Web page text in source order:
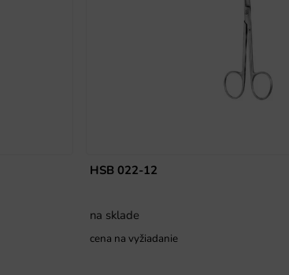
HSB 022-12
na sklade
cena na vyžiadanie